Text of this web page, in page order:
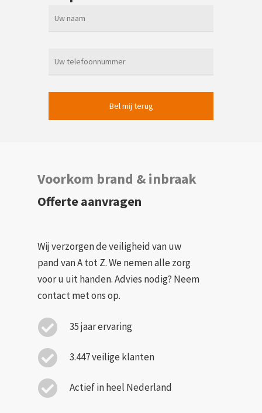
zorgen voor voldoende blusmiddelen,
materialen en het regelmatig trainen van
Voorkom brand & inbraak
Offerte aanvragen
Wij verzorgen de veiligheid van uw
pand van A tot Z. We nemen alle zorg
voor u uit handen. Advies nodig? Neem
contact met ons op.
35 jaar ervaring
3.447 veilige klanten
Actief in heel Nederland